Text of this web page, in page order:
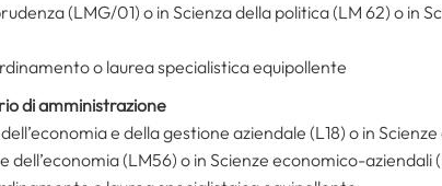
(LMG/01) o in Scienza della politica (LM 62) o in
o laurea specialistica equipollente
di amministrazione
e della gestione aziendale (L18) o in
dell’economia (LM56) o in Scienze economico-aziendali